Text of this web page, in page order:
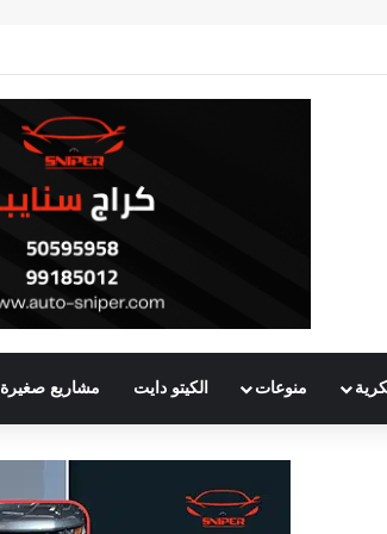
منوعات الكيتو دايت مشاريع صغيرة